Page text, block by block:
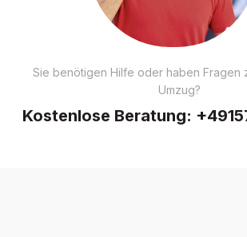
Sie benötigen Hilfe oder haben Fragen
Umzug?
Kostenlose Beratung: